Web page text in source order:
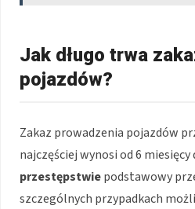
Jak długo trwa
pojazdów?
Zakaz prowadzenia pojazdów
najczęściej wynosi od 6 miesięcy
przestępstwiepodstawowy
szczególnych przypadkach